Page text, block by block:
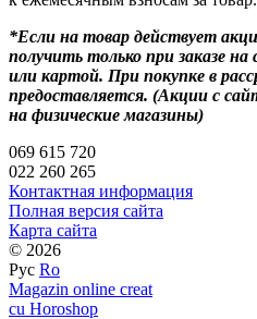
*Если на товар действует
получить только при заказе
или картой. При покупке в
предоставляется. (Акции с
на физические магазины)
069 615 720
022 260 265
Контактная информация
Полная версия сайта
Карта сайта
© 2026
Рус Ro
Magazin online creat
cu Horoshop